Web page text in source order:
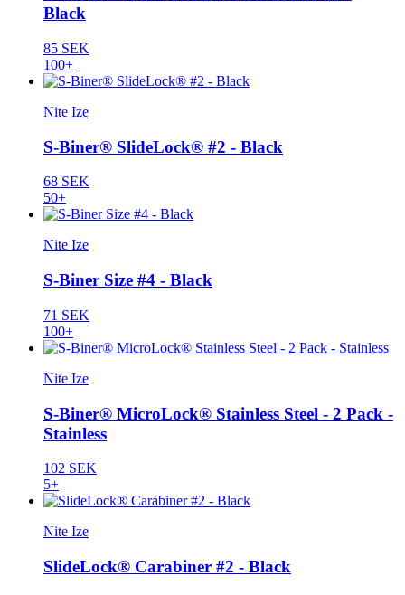
Black
85 SEK
100+
Nite Ize
S-Biner® SlideLock® #2 - Black
68 SEK
50+
Nite Ize
S-Biner Size #4 - Black
71 SEK
100+
Nite Ize
S-Biner® MicroLock® Stainless Steel - 2 Pack -
Stainless
102 SEK
5+
Nite Ize
SlideLock® Carabiner #2 - Black